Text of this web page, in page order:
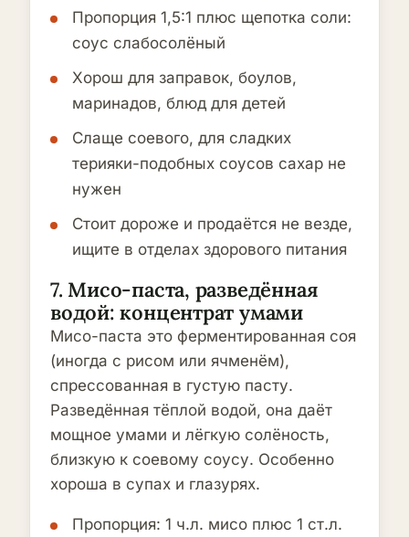
Пропорция 1,5:1 плюс щепотка соли:
соус слабосолёный
Хорош для заправок, боулов,
маринадов, блюд для детей
Слаще соевого, для сладких
терияки-подобных соусов сахар не
нужен
Стоит дороже и продаётся не везде,
ищите в отделах здорового питания
7. Мисо-паста, разведённая
водой: концентрат умами
Мисо-паста это ферментированная соя
(иногда с рисом или ячменём),
спрессованная в густую пасту.
Разведённая тёплой водой, она даёт
мощное умами и лёгкую солёность,
близкую к соевому соусу. Особенно
хороша в супах и глазурях.
Пропорция: 1 ч.л. мисо плюс 1 ст.л.